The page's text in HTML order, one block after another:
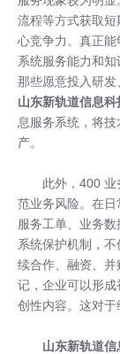
流程等方式获取
心竞争力。真正能
系统服务能力和
那些愿意投入研发
山东新轨道信息科
息服务系统，将
产。
此外，400
范业务风险。在日
服务工单、业务
系统保护机制，
续合作、融资、
记，企业可以形
创性内容。这对于
山东新轨道信